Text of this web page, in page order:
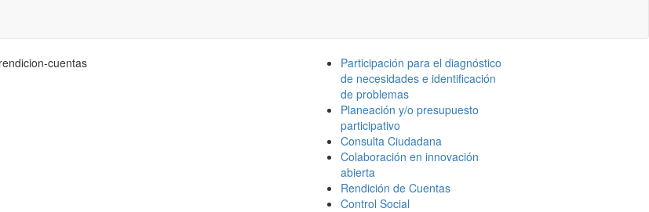
cuentas
Participación para el diagnóstico
de necesidades e identificación
de problemas
Planeación y/o presupuesto
participativo
Consulta Ciudadana
Colaboración en innovación
abierta
Rendición de Cuentas
Control Social